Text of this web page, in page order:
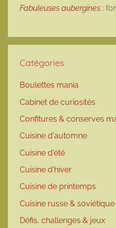
Fabuleuses aubergines :
Catégories
Boulettes mania
Cabinet de curiosités
Confitures & conserves
Cuisine d'automne
Cuisine d'été
Cuisine d'hiver
Cuisine de printemps
Cuisine russe & soviétique
Défis, challenges & jeux